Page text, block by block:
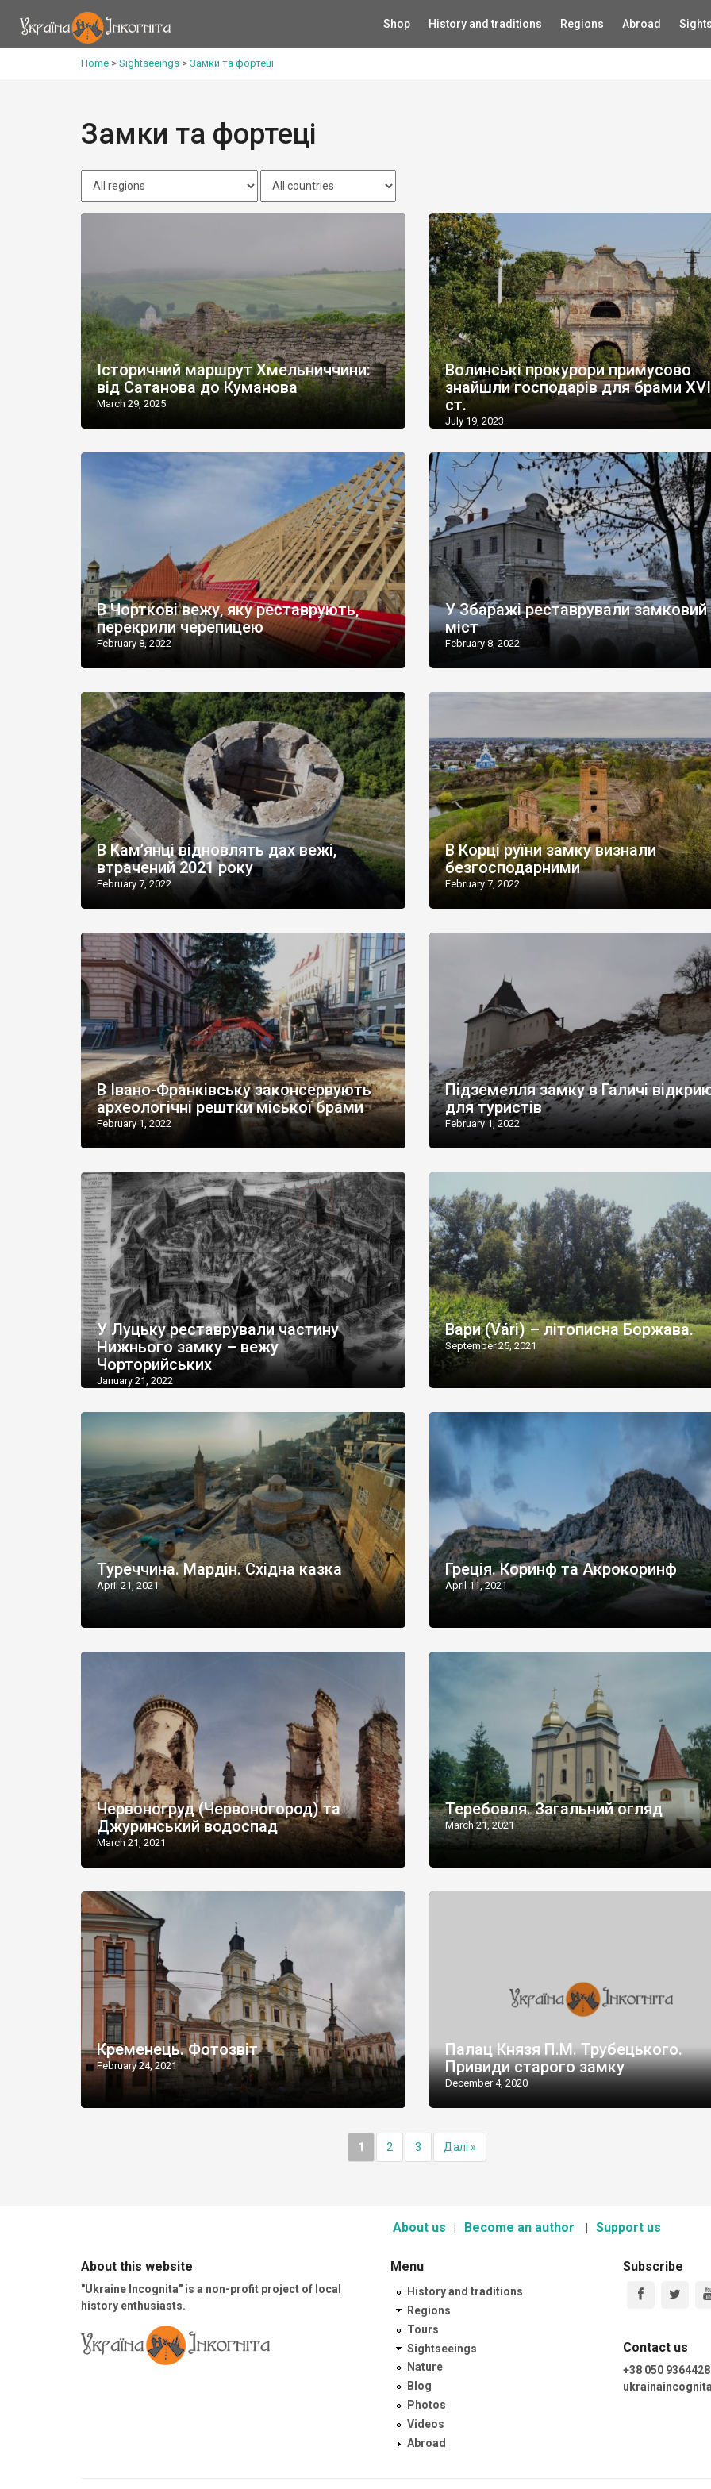
Shop History and traditions Regions Abroad
Home > Sightseeings > Замки та фортеці
Замки та фортеці
Історичний маршрут Хмельниччини:
від Сатанова до Куманова
March 29, 2025
Волинські прокурори примусово
знайшли господарів для брами
ст.
July 19, 2023
В Чорткові вежу, яку реставрують,
перекрили черепицею
February 8, 2022
У Збаражі реставрували замковий
міст
February 8, 2022
В Кам’янці відновлять дах вежі,
втрачений 2021 року
February 7, 2022
В Корці руїни замку визнали
безгосподарними
February 7, 2022
В Івано-Франківську законсервують
археологічні рештки міської брами
February 1, 2022
Підземелля замку в Галичі
для туристів
February 1, 2022
У Луцьку реставрували частину
Нижнього замку – вежу
Чорторийських
January 21, 2022
Вари (Várі) – літописна Боржава.
September 25, 2021
Туреччина. Мардін. Східна казка
April 21, 2021
Греція. Коринф та Акрокоринф
April 11, 2021
Червоногруд (Червоногород) та
Джуринський водоспад
March 21, 2021
Теребовля. Загальний огляд
March 21, 2021
Кременець. Фотозвіт
February 24, 2021
Палац Князя П.М. Трубецького.
Привиди старого замку
December 4, 2020
1 2 3 Далі »
About us Become an author Support us
About this website
"Ukraine Incognita" is a non-profit project of local
history enthusiasts.
Menu
History and traditions
Regions
Tours
Sightseeings
Nature
Blog
Photos
Videos
Abroad
Subscribe
Contact us
+38 050 9364428